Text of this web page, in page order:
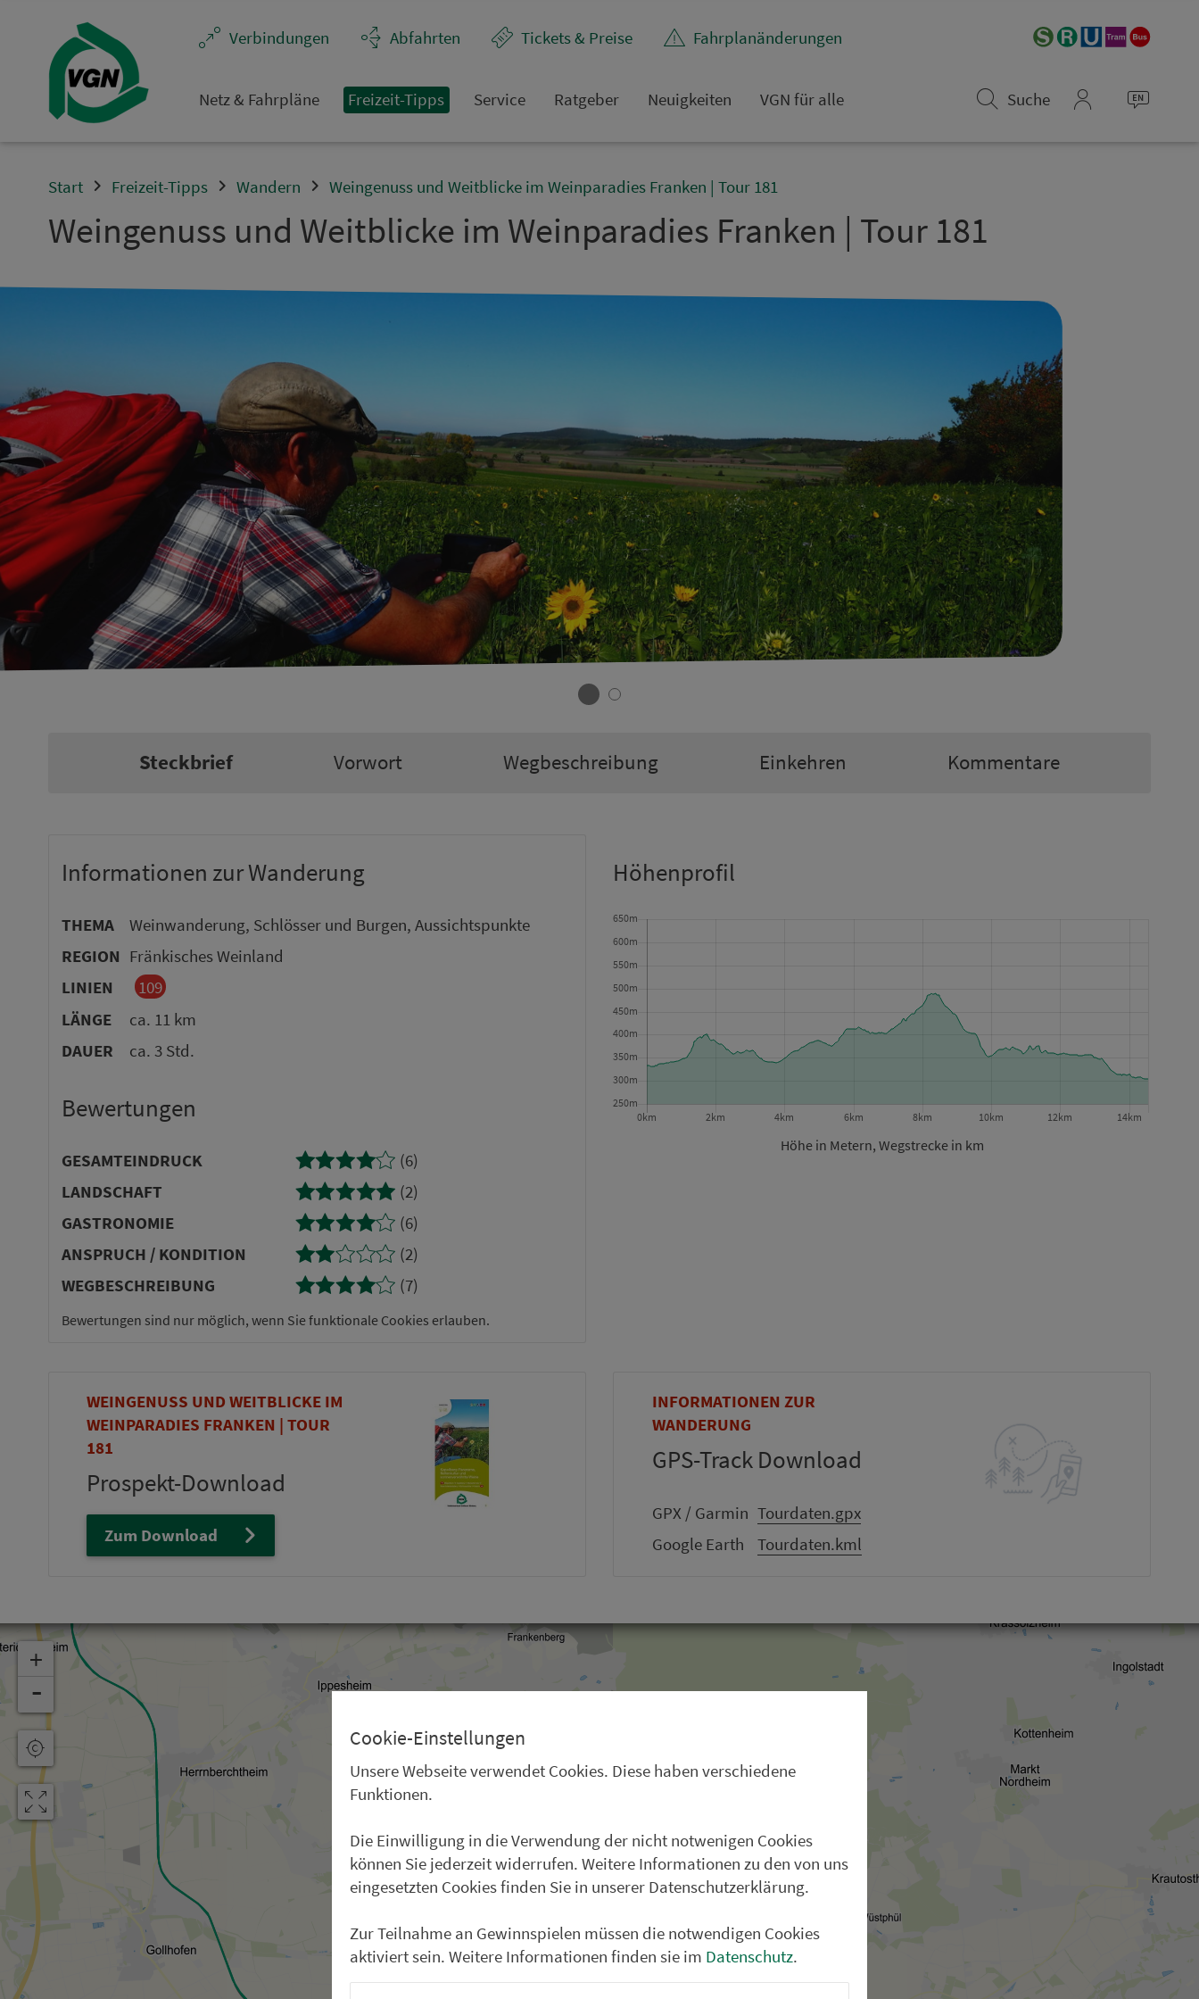
Ver­bin­dungen
Abfahrten Tickets & Preise Fahr­plan­ände­rungen
Netz & Fahrpläne Frei­zeit-Tipps Service Rat­ge­ber Neuigkeiten VGN für alle
Suche
Start Freizeit-Tipps Wandern Weingenuss und Weitblicke im Weinparadies Franken | Tour 181
Weingenuss und Weitblicke im Weinparadies Franken | Tour 181
Steckbrief Vorwort Weg­be­schrei­bung Einkehren Kommentare
Informationen zur Wanderung
THEMA
Weinwanderung, Schlösser und Burgen, Aussichtspunkte
REGION Fränkisches Weinland
LINIEN
109
LÄNGE
ca. 11 km
DAUER
ca. 3 Std.
Bewertungen
GE­SAMTEINDRUCK
(6)
LANDSCHAFT
(2)
GASTRONOMIE
(6)
AN­SPRUCH / KONDITION
(2)
WEG­BE­SCHREI­BUNG
(7)
Bewertungen sind nur möglich, wenn Sie funktionale Cookies erlauben.
Höhenprofil
Höhe in Metern, Wegstrecke in km
WEINGENUSS UND WEITBLICKE IM
WEINPARADIES FRANKEN | TOUR
181
Prospekt-Download
Zum Download
INFORMATIONEN ZUR
WANDERUNG
GPS-Track Download
GPX / Garmin Tourdaten.gpx
Google Earth
Tourdaten.kml
+
-
Klicken zum Zoomen
Cookie-Einstellungen
Unsere Webseite verwendet Cookies. Diese haben verschiedene
Funktionen.
Die Einwilligung in die Verwendung der nicht notwenigen Cookies
können Sie jederzeit widerrufen. Weitere Informationen zu den von uns
eingesetzten Cookies finden Sie in unserer Datenschutzerklärung.
Zur Teilnahme an Gewinnspielen müssen die notwendigen Cookies
aktiviert sein. Weitere Informationen finden sie im Datenschutz.